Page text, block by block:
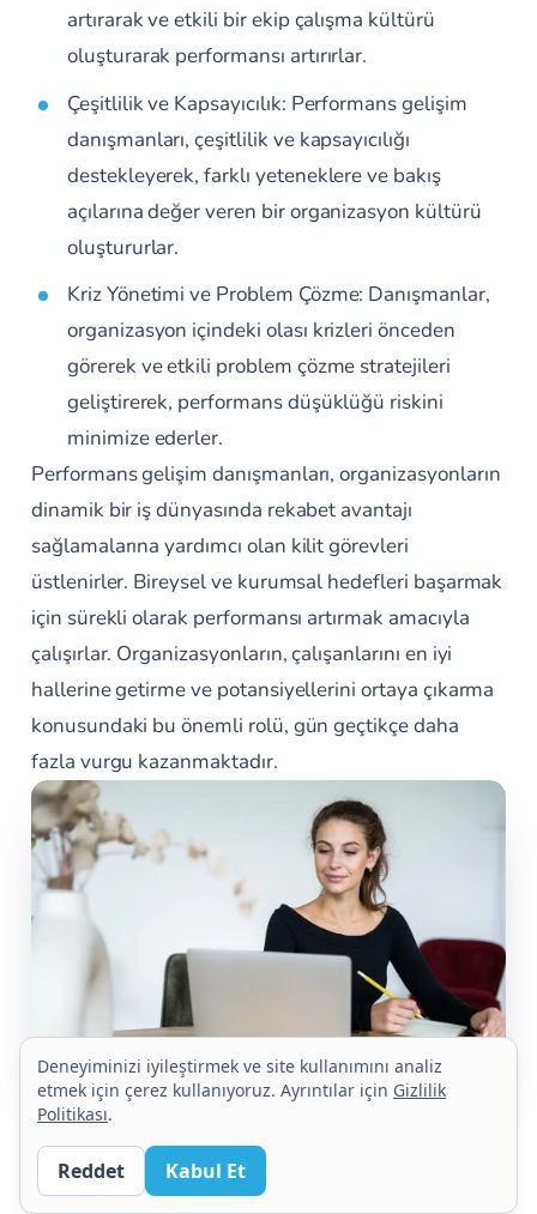
artırarak ve etkili bir ekip çalışma kültürü
oluşturarak performansı artırırlar.
Çeşitlilik ve Kapsayıcılık: Performans gelişim
danışmanları, çeşitlilik ve kapsayıcılığı
destekleyerek, farklı yeteneklere ve bakış
açılarına değer veren bir organizasyon kültürü
oluştururlar.
Kriz Yönetimi ve Problem Çözme: Danışmanlar,
organizasyon içindeki olası krizleri önceden
görerek ve etkili problem çözme stratejileri
geliştirerek, performans düşüklüğü riskini
minimize ederler.
Performans gelişim danışmanları, organizasyonların
dinamik bir iş dünyasında rekabet avantajı
sağlamalarına yardımcı olan kilit görevleri
üstlenirler. Bireysel ve kurumsal hedefleri başarmak
için sürekli olarak performansı artırmak amacıyla
çalışırlar. Organizasyonların, çalışanlarını en iyi
hallerine getirme ve potansiyellerini ortaya çıkarma
konusundaki bu önemli rolü, gün geçtikçe daha
fazla vurgu kazanmaktadır.
Gelişim Mentörü Rolü
Organizasyonlar rekabet avantajı kazanmak
amacıyla performans gelişiminin içselleştirilmesi için
Deneyiminizi iyileştirmek ve site kullanımını analiz
etmek için çerez kullanıyoruz. Ayrıntılar için Gizlilik
Politikası.
Reddet Kabul Et